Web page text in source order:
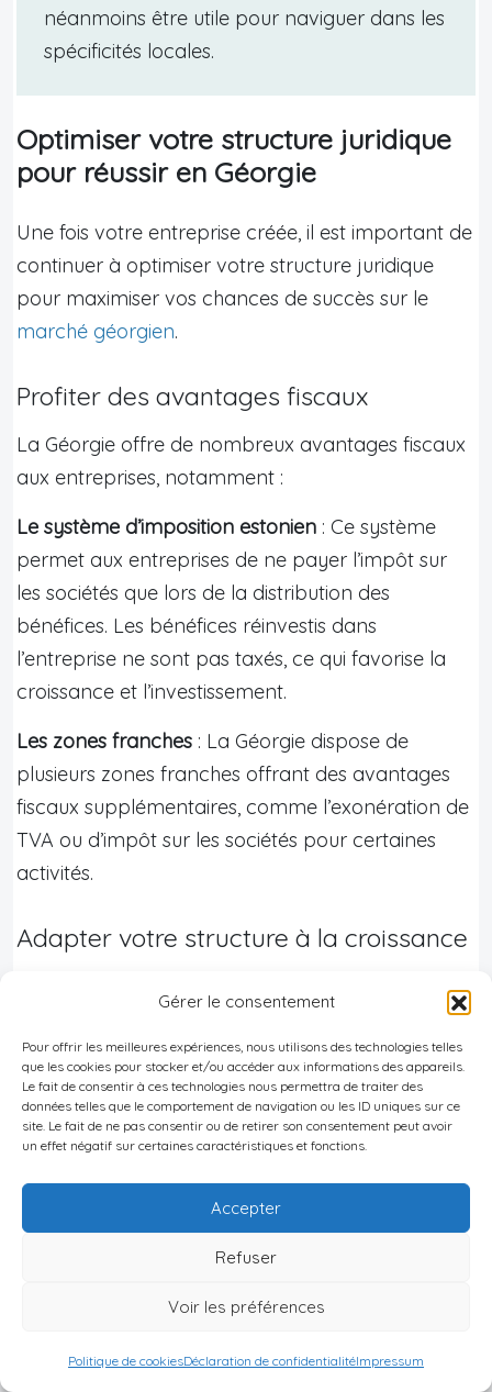
Gérer le consentement
Pour offrir les meilleures expériences, nous utilisons des technologies telles
que les cookies pour stocker et/ou accéder aux informations des appareils.
Le fait de consentir à ces technologies nous permettra de traiter des
données telles que le comportement de navigation ou les ID uniques sur ce
site. Le fait de ne pas consentir ou de retirer son consentement peut avoir
un effet négatif sur certaines caractéristiques et fonctions.
Accepter
Refuser
Voir les préférences
Politique de cookiesDéclaration de confidentialitéImpressum
néanmoins être utile pour naviguer dans les
spécificités locales.
Optimiser votre structure juridique
pour réussir en Géorgie
Une fois votre entreprise créée, il est important de
continuer à optimiser votre structure juridique
pour maximiser vos chances de succès sur le
marché géorgien.
Profiter des avantages fiscaux
La Géorgie offre de nombreux avantages fiscaux
aux entreprises, notamment :
Le système d’imposition estonien : Ce système
permet aux entreprises de ne payer l’impôt sur
les sociétés que lors de la distribution des
bénéfices. Les bénéfices réinvestis dans
l’entreprise ne sont pas taxés, ce qui favorise la
croissance et l’investissement.
Les zones franches : La Géorgie dispose de
plusieurs zones franches offrant des avantages
fiscaux supplémentaires, comme l’exonération de
TVA ou d’impôt sur les sociétés pour certaines
activités.
Adapter votre structure à la croissance
juridique. Par exemple, une entreprise individuelle
pourrait évoluer vers une LLC pour mieux
protéger le patrimoine personnel du fondateur.
De même, une LLC en forte croissance pourrait
envisager une transformation en JSC pour
faciliter l’entrée de nouveaux investisseurs.
pour s’aligner sur les standards internationaux et